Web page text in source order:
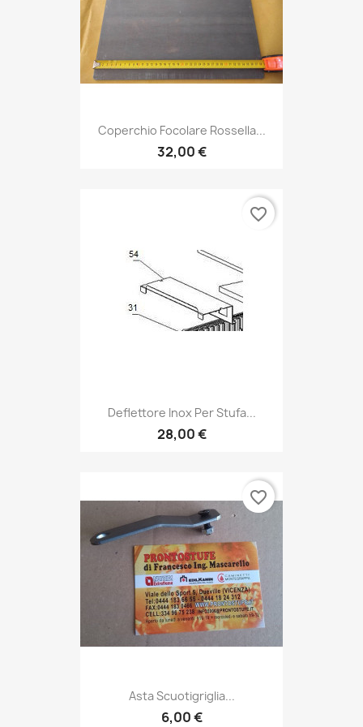
Coperchio Focolare Rossella...
32,00 €
Deflettore Inox Per Stufa...
28,00 €
favorite_border
Asta Scuotigriglia...
6,00 €
favorite_border